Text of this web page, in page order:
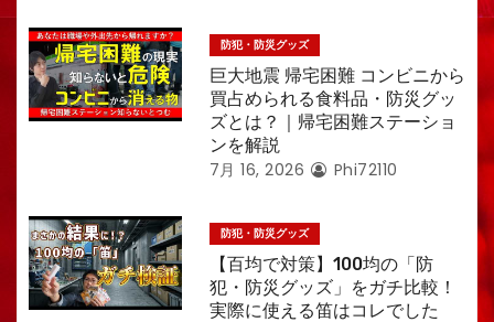
防犯・防災グッズ
巨大地震 帰宅困難 コンビニから
買占められる食料品・防災グッ
ズとは？｜帰宅困難ステーショ
ンを解説
7月 16, 2026 Phi72110
防犯・防災グッズ
【百均で対策】100均の「防
犯・防災グッズ」をガチ比較！
実際に使える笛はコレでした